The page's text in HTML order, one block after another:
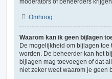
Omhoog
Waarom kan ik geen bijlagen
De mogelijkheid om bijlagen toe
worden. De beheerder kan het
bijlagen mag toevoegen of dat
niet zeker weet waarom je geen